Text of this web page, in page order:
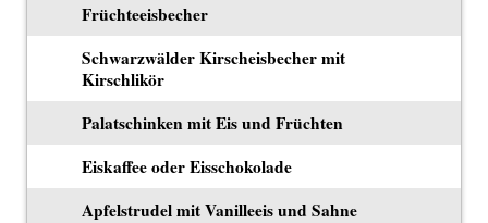
Früchteeisbecher
Schwarzwälder Kirscheisbecher mit
Kirschlikör
Palatschinken mit Eis und Früchten
Eiskaffee oder Eisschokolade
Apfelstrudel mit Vanilleeis und Sahne